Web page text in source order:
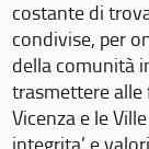
costante di
condivise, per
della comunità
trasmettere alle
Vicenza e le